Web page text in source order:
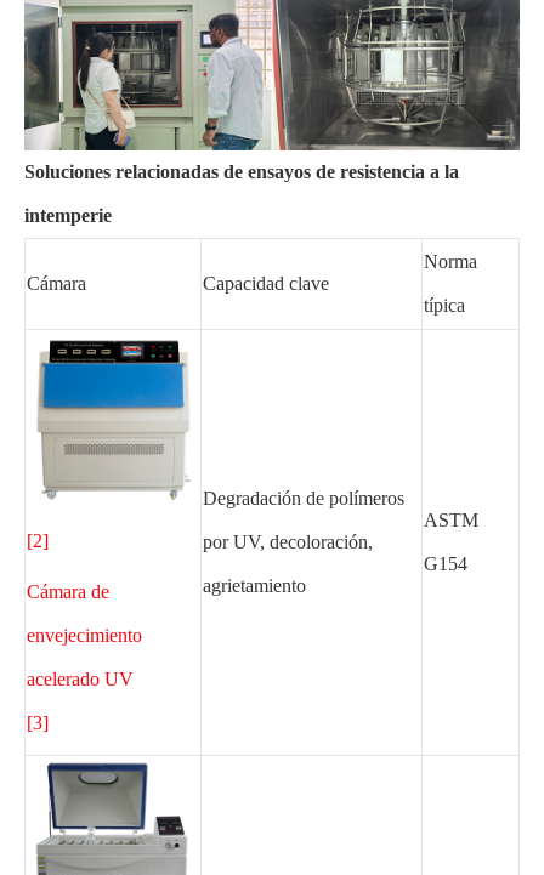
Soluciones relacionadas de ensayos de resistencia a la
intemperie
Cámara Capacidad clave
Norma
típica
[2]
Cámara de
envejecimiento
acelerado UV
[3]
Degradación de polímeros
por UV, decoloración,
agrietamiento
ASTM
G154